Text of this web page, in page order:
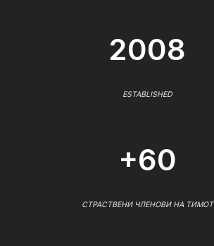
2008
ESTABLISHED
+60
СТРАСТВЕНИ ЧЛЕНОВИ НА ТИМОТ